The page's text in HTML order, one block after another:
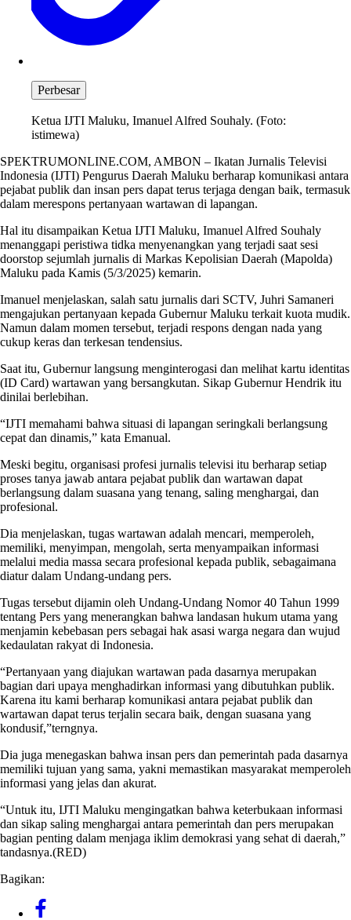
Perbesar
Ketua IJTI Maluku, Imanuel Alfred Souhaly. (Foto:
istimewa)
SPEKTRUMONLINE.COM, AMBON – Ikatan Jurnalis Televisi
Indonesia (IJTI) Pengurus Daerah Maluku berharap komunikasi antara
pejabat publik dan insan pers dapat terus terjaga dengan baik, termasuk
dalam merespons pertanyaan wartawan di lapangan.
Hal itu disampaikan Ketua IJTI Maluku, Imanuel Alfred Souhaly
menanggapi peristiwa tidka menyenangkan yang terjadi saat sesi
doorstop sejumlah jurnalis di Markas Kepolisian Daerah (Mapolda)
Maluku pada Kamis (5/3/2025) kemarin.
Imanuel menjelaskan, salah satu jurnalis dari SCTV, Juhri Samaneri
mengajukan pertanyaan kepada Gubernur Maluku terkait kuota mudik.
Namun dalam momen tersebut, terjadi respons dengan nada yang
cukup keras dan terkesan tendensius.
Saat itu, Gubernur langsung menginterogasi dan melihat kartu identitas
(ID Card) wartawan yang bersangkutan. Sikap Gubernur Hendrik itu
dinilai berlebihan.
“IJTI memahami bahwa situasi di lapangan seringkali berlangsung
cepat dan dinamis,” kata Emanual.
Meski begitu, organisasi profesi jurnalis televisi itu berharap setiap
proses tanya jawab antara pejabat publik dan wartawan dapat
berlangsung dalam suasana yang tenang, saling menghargai, dan
profesional.
Dia menjelaskan, tugas wartawan adalah mencari, memperoleh,
memiliki, menyimpan, mengolah, serta menyampaikan informasi
melalui media massa secara profesional kepada publik, sebagaimana
diatur dalam Undang-undang pers.
Tugas tersebut dijamin oleh Undang-Undang Nomor 40 Tahun 1999
tentang Pers yang menerangkan bahwa landasan hukum utama yang
menjamin kebebasan pers sebagai hak asasi warga negara dan wujud
kedaulatan rakyat di Indonesia.
“Pertanyaan yang diajukan wartawan pada dasarnya merupakan
bagian dari upaya menghadirkan informasi yang dibutuhkan publik.
Karena itu kami berharap komunikasi antara pejabat publik dan
wartawan dapat terus terjalin secara baik, dengan suasana yang
kondusif,”terngnya.
Dia juga menegaskan bahwa insan pers dan pemerintah pada dasarnya
memiliki tujuan yang sama, yakni memastikan masyarakat memperoleh
informasi yang jelas dan akurat.
“Untuk itu, IJTI Maluku mengingatkan bahwa keterbukaan informasi
dan sikap saling menghargai antara pemerintah dan pers merupakan
bagian penting dalam menjaga iklim demokrasi yang sehat di daerah,”
tandasnya.(RED)
Bagikan: